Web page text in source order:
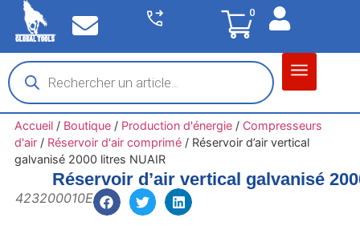
0
Accueil/ Boutique/ Production d'énergie/ Compresseurs
d'air/ Réservoir d'air comprimé/ Réservoir d’air vertical
galvanisé 2000 litres NUAIR
Réservoir d’air vertical galvanisé
423200010E